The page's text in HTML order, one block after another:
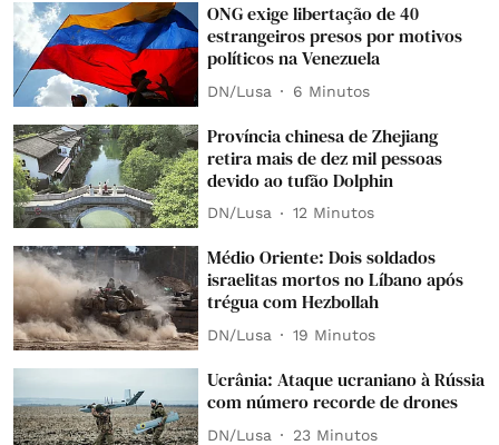
ONG exige libertação de 40
estrangeiros presos por motivos
políticos na Venezuela
DN/Lusa 6 Minutos
Província chinesa de Zhejiang
retira mais de dez mil pessoas
devido ao tufão Dolphin
DN/Lusa 12 Minutos
Médio Oriente: Dois soldados
israelitas mortos no Líbano após
trégua com Hezbollah
DN/Lusa 19 Minutos
Ucrânia: Ataque ucraniano à Rússia
com número recorde de drones
DN/Lusa 23 Minutos